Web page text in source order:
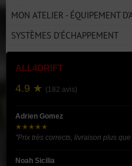
MON ATELIER - ÉQUIPEMENT
SYSTÈMES D'ÉCHAPPEMENT
ALL4DRIFT
4.9 ★ (182 avis)
Adrien Gomez
★★★★★
"Prix très corrects, livraison plus
Noah Sicilia